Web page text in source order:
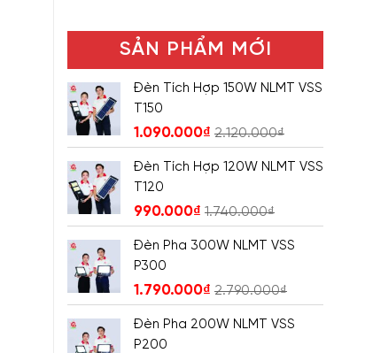
SẢN PHẨM MỚI
Đèn Tích Hợp 150W NLMT VSS
T150
1.090.000₫ 2.120.000₫
Đèn Tích Hợp 120W NLMT VSS
T120
990.000₫ 1.740.000₫
Đèn Pha 300W NLMT VSS
P300
1.790.000₫ 2.790.000₫
Đèn Pha 200W NLMT VSS
P200